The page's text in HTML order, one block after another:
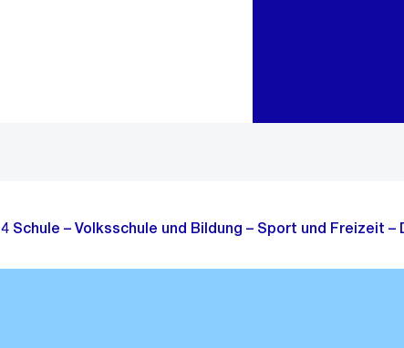
4 Schule – Volksschule und Bildung – Sport und Freizeit